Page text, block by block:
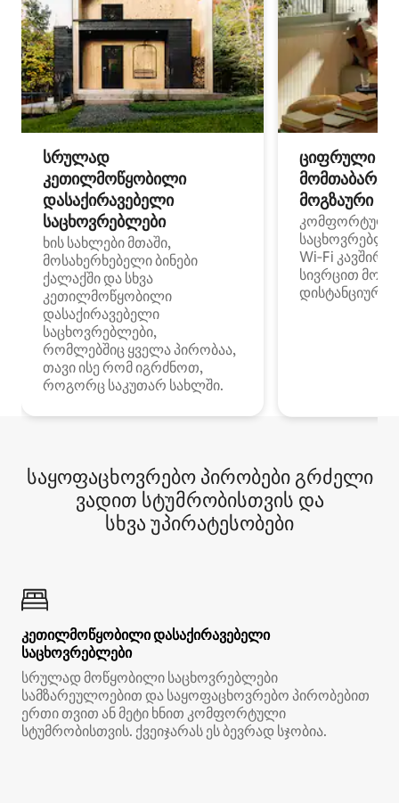
სრულად
კეთილმოწყობილი
დასაქირავებელი
საცხოვრებლები
ხის სახლები მთაში,
მოსახერხებელი ბინები
ქალაქში და სხვა
კეთილმოწყობილი
დასაქირავებელი
საცხოვრებლები,
რომლებშიც ყველა პირობაა,
თავი ისე რომ იგრძნოთ,
როგორც საკუთარ სახლში.
ციფრული
მოგზაური
კომფორტული
Wi‑Fi
სივრცით
დისტანციური
საყოფაცხოვრებო პირობები გრძელი
ვადით სტუმრობისთვის და
სხვა უპირატესობები
კეთილმოწყობილი დასაქირავებელი
საცხოვრებლები
სრულად მოწყობილი საცხოვრებლები
სამზარეულოებით და საყოფაცხოვრებო პირობებით
ერთი თვით ან მეტი ხნით კომფორტული
სტუმრობისთვის. ქვეიჯარას ეს ბევრად სჯობია.